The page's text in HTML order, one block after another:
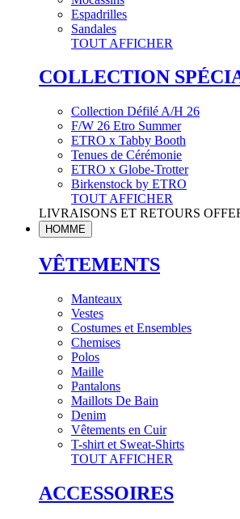
Espadrilles
Sandales
TOUT AFFICHER
COLLECTION
Collection Défilé A/H 26
F/W 26 Etro Summer
ETRO x Tabby Booth
Tenues de Cérémonie
ETRO x Globe-Trotter
Birkenstock by ETRO
TOUT AFFICHER
LIVRAISONS ET RETOURS
HOMME
VÊTEMENTS
Manteaux
Vestes
Costumes et Ensembles
Chemises
Polos
Maille
Pantalons
Maillots De Bain
Denim
Vêtements en Cuir
T-shirt et Sweat-Shirts
TOUT AFFICHER
ACCESSOIRES